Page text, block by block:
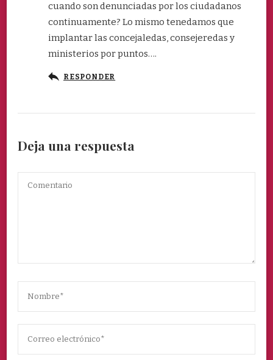
cuando son denunciadas por los ciudadanos
continuamente? Lo mismo tenedamos que
implantar las concejaledas, consejeredas y
ministerios por puntos….
RESPONDER
Deja una respuesta